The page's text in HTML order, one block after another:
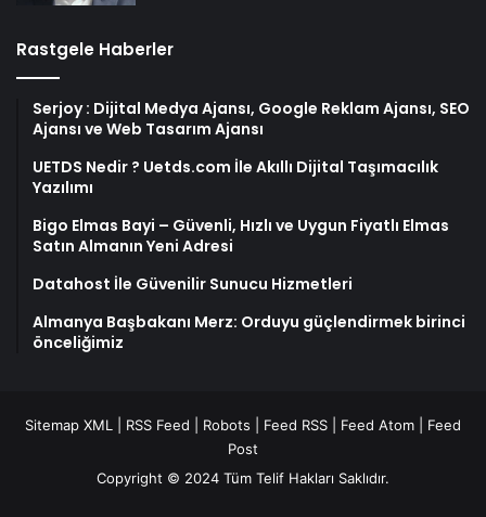
Rastgele Haberler
Serjoy : Dijital Medya Ajansı, Google Reklam Ajansı, SEO
Ajansı ve Web Tasarım Ajansı
UETDS Nedir ? Uetds.com İle Akıllı Dijital Taşımacılık
Yazılımı
Bigo Elmas Bayi – Güvenli, Hızlı ve Uygun Fiyatlı Elmas
Satın Almanın Yeni Adresi
Datahost İle Güvenilir Sunucu Hizmetleri
Almanya Başbakanı Merz: Orduyu güçlendirmek birinci
önceliğimiz
Sitemap XML RSS Feed Robots Feed RSS Feed Atom
Feed
Post
Copyright © 2024 Tüm Telif Hakları Saklıdır.